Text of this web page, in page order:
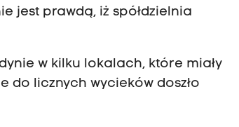
jest prawdą, iż spółdzielnia
w kilku lokalach, które miały
do licznych wycieków doszło